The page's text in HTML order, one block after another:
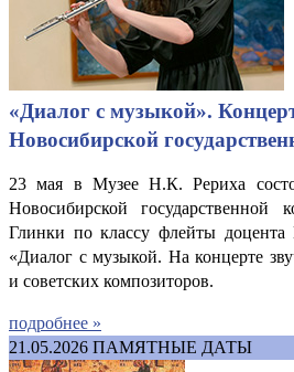
«Диалог с музыкой».
Новосибирской
23 мая в Музее Н.К. Рериха
Новосибирской
Глинки по классу флейты
«Диалог с музыкой. На концерте
и советских композиторов.
подробнее »
21.05.2026 ПАМЯТНЫЕ ДАТЫ